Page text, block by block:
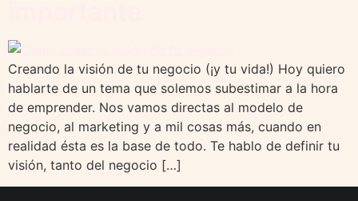
Creando la visión de tu negocio (¡y tu vida!) Hoy quiero
hablarte de un tema que solemos subestimar a la hora
de emprender. Nos vamos directas al modelo de
negocio, al marketing y a mil cosas más, cuando en
realidad ésta es la base de todo. Te hablo de definir tu
visión, tanto del negocio […]